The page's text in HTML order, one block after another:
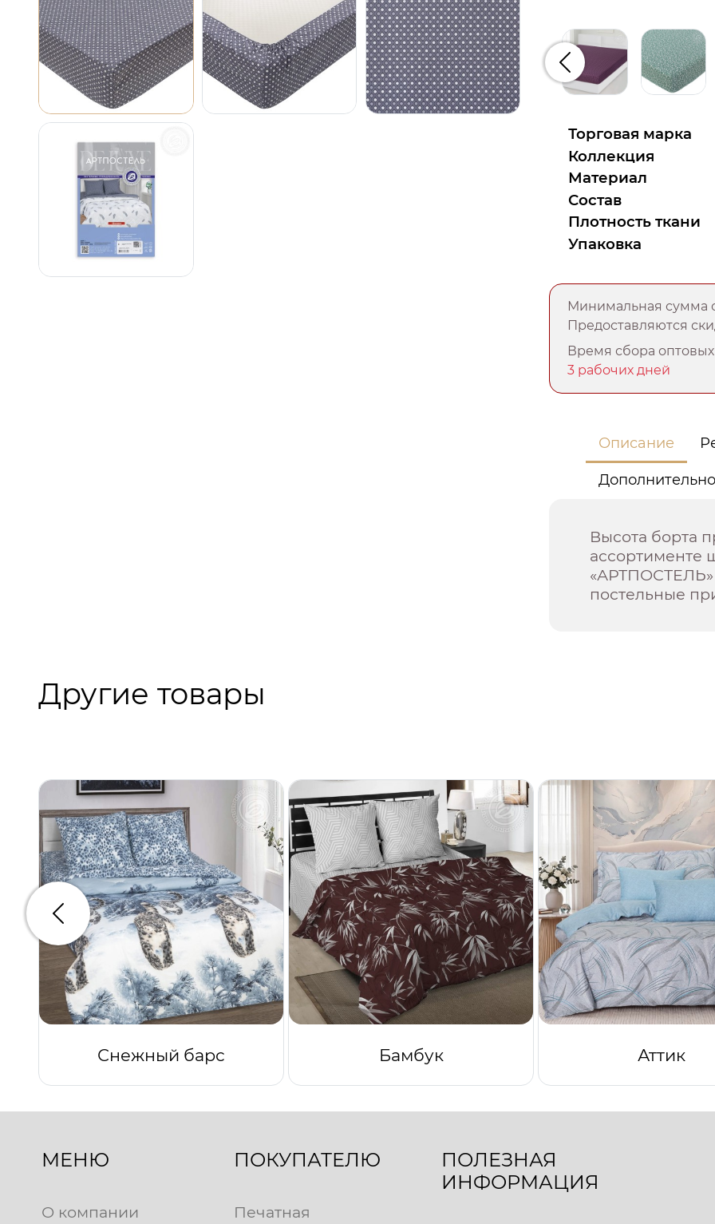
Предыдущий
Торговая марка
Коллекция
Материал
Состав
Плотность ткани
Упаковка
Минимальная сумма
Предоставляются
Время сбора
3 рабочих дней
Описание
Дополнительно
Высота борта
ассортименте
«АРТПОСТЕЛЬ»
постельные
Другие товары
Снежный барс Бамбук Аттик
Предыдущий
МЕНЮ
О компании
ПОКУПАТЕЛЮ
Печатная
ПОЛЕЗНАЯ
ИНФОРМАЦИЯ